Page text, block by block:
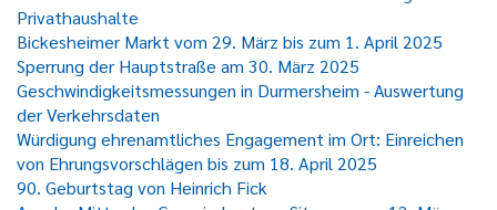
Privathaushalte
Bickesheimer Markt vom 29. März bis zum 1. April 2025
Sperrung der Hauptstraße am 30. März 2025
Geschwindigkeitsmessungen in Durmersheim - Auswertung
der Verkehrsdaten
Würdigung ehrenamtliches Engagement im Ort: Einreichen
von Ehrungsvorschlägen bis zum 18. April 2025
90. Geburtstag von Heinrich Fick